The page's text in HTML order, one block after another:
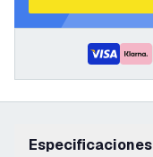
Especificaciones